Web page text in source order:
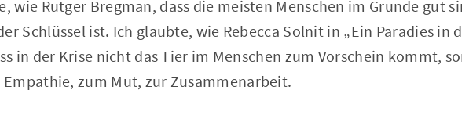
wie Rutger Bregman, dass die meisten Menschen im Grunde gut
Schlüssel ist. Ich glaubte, wie Rebecca Solnit in „Ein Paradies in
in der Krise nicht das Tier im Menschen zum Vorschein kommt,
zum Mut, zur Zusammenarbeit.